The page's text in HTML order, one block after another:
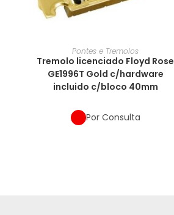
Pontes e Tremolos
Tremolo licenciado Floyd Rose
GE1996T Gold c/hardware
incluido c/bloco 40mm
Por Consulta